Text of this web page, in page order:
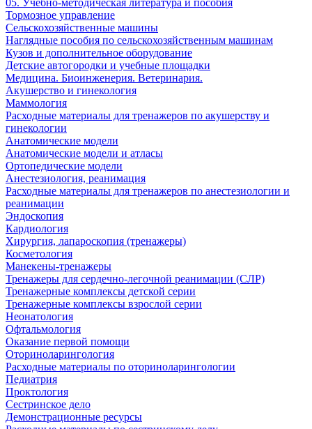
05. Учебно-методическая литература и пособия
Тормозное управление
Сельскохозяйственные машины
Наглядные пособия по сельскохозяйственным машинам
Кузов и дополнительное оборудование
Детские автогородки и учебные площадки
Медицина. Биоинженерия. Ветеринария.
Акушерство и гинекология
Маммология
Расходные материалы для тренажеров по акушерству и
гинекологии
Анатомические модели
Анатомические модели и атласы
Ортопедические модели
Анестезиология, реанимация
Расходные материалы для тренажеров по анестезиологии и
реанимации
Эндоскопия
Кардиология
Хирургия, лапароскопия (тренажеры)
Косметология
Манекены-тренажеры
Тренажеры для сердечно-легочной реанимации (СЛР)
Тренажерные комплексы детской серии
Тренажерные комплексы взрослой серии
Неонатология
Офтальмология
Оказание первой помощи
Оториноларингология
Расходные материалы по оториноларингологии
Педиатрия
Проктология
Сестринское дело
Демонстрационные ресурсы